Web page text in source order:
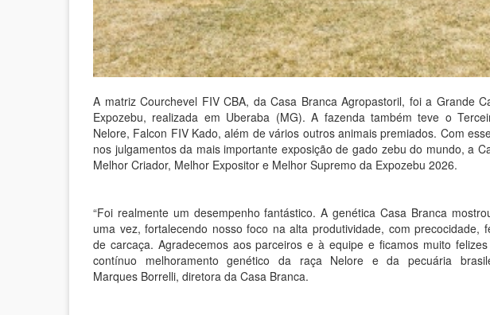
A matriz Courchevel FIV CBA, da Casa Branca Agropastoril, foi a Grande
Expozebu, realizada em Uberaba (MG). A fazenda também teve o
Nelore, Falcon FIV Kado, além de vários outros animais premiados. Com
nos julgamentos da mais importante exposição de gado zebu do mundo, a
Melhor Criador, Melhor Expositor e Melhor Supremo da Expozebu 2026.
“Foi realmente um desempenho fantástico. A genética Casa Branca
uma vez, fortalecendo nosso foco na alta produtividade, com precocidade,
de carcaça. Agradecemos aos parceiros e à equipe e ficamos muito
contínuo melhoramento genético da raça Nelore e da pecuária
Marques Borrelli, diretora da Casa Branca.